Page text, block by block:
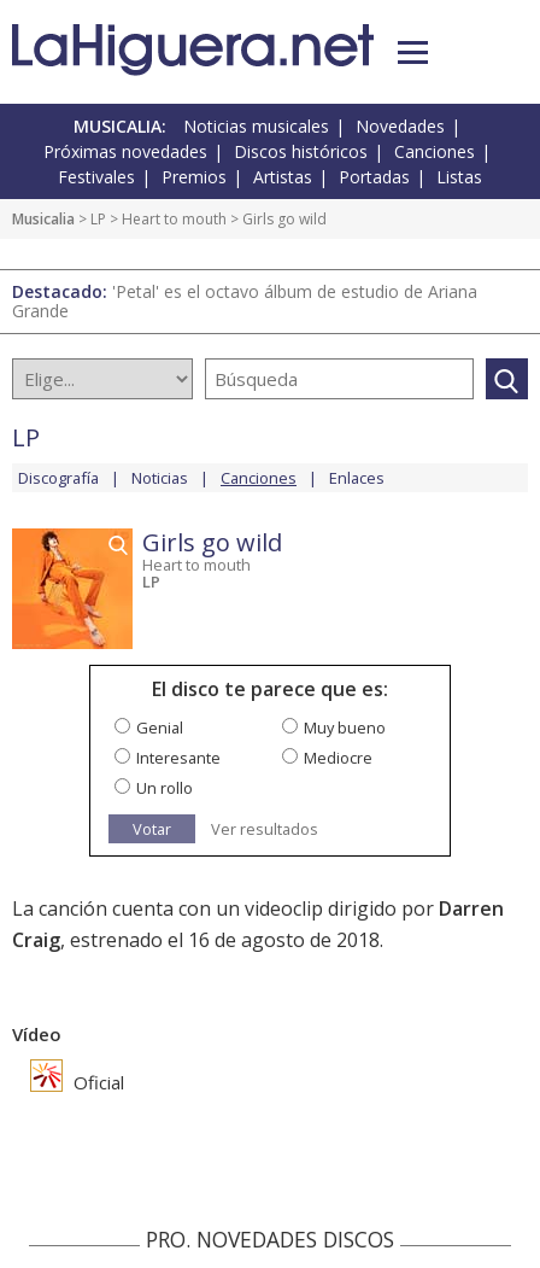
MUSICALIA: Noticias musicales
Novedades
Próximas novedades
Discos históricos
Canciones
Festivales
Premios Artistas Portadas Listas
Musicalia > LP > Heart to mouth > Girls go wild
Destacado: 'Petal' es el octavo álbum de estudio de Ariana
Grande
LP
Discografía Noticias Canciones Enlaces
Girls go wild
Heart to mouth
LP
El disco te parece que es:
Genial
Muy bueno
Interesante
Mediocre
Un rollo
Votar
Ver resultados
La canción cuenta con un videoclip dirigido por Darren
Craig, estrenado el 16 de agosto de 2018.
Vídeo
Oficial
PRO. NOVEDADES DISCOS